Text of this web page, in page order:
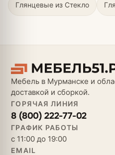
Глянцевые из Стекло
Мебель в Мурманске и
доставкой и сборкой.
ГОРЯЧАЯ ЛИНИЯ
8 (800) 222-77-02
ГРАФИК РАБОТЫ
с 11:00 до 19:00
EMAIL